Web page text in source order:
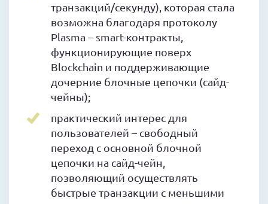
транзакций/секунду), которая стала
возможна благодаря протоколу
Plasma – smart-контракты,
функционирующие поверх
Blockchain и поддерживающие
дочерние блочные цепочки (сайд-
чейны);
практический интерес для
пользователей – свободный
переход с основной блочной
цепочки на сайд-чейн,
позволяющий осуществлять
быстрые транзакции с меньшими